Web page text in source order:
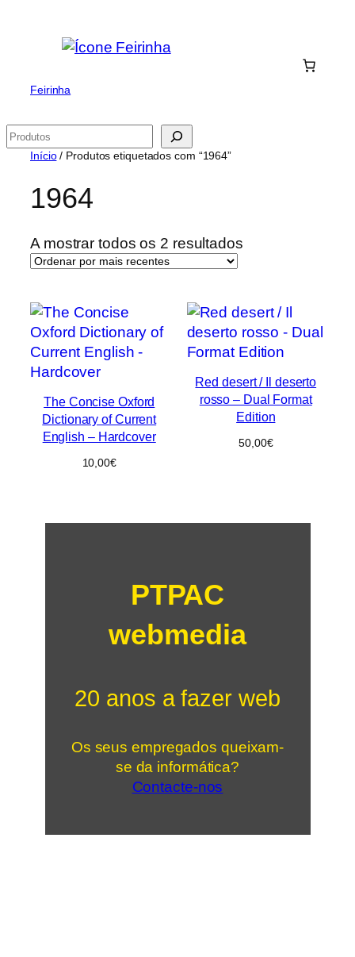
Feirinha
Pesquisar
Início/ Produtos etiquetados com “1964”
1964
A mostrar todos os 2 resultadosOrdenado
recentes
The Concise Oxford
Dictionary of Current
English – Hardcover
10,00€
Red desert / Il deserto
rosso – Dual Format
Edition
50,00€
PTPAC
webmedia
20 anos a fazer web
Os seus empregados queixam-
se da informática?
Contacte-nos